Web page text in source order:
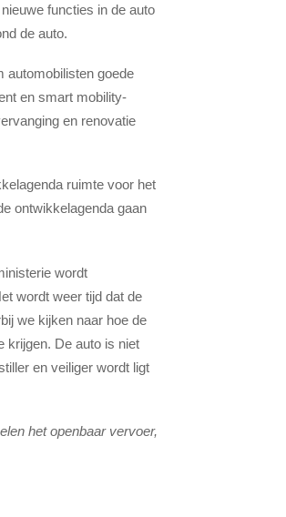
functies in de auto
de auto.
automobilisten goede
en smart mobility-
en renovatie
ruimte voor het
ontwikkelagenda gaan
wordt
wordt weer tijd dat de
we kijken naar hoe de
krijgen. De auto is niet
en veiliger wordt ligt
het openbaar vervoer,